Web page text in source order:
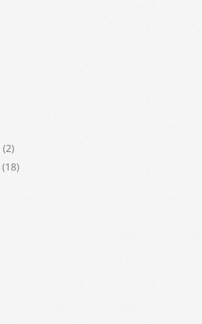
(2)
(18)